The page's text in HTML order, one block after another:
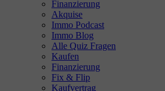
Finanzierung
Akquise
Immo Podcast
Immo Blog
Alle Quiz Fragen
Kaufen
Finanzierung
Fix & Flip
Kaufvertrag